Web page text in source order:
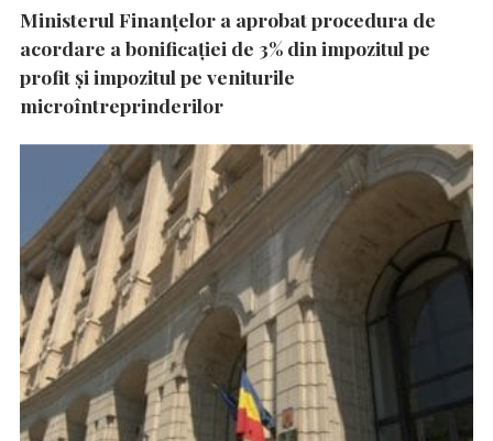
Ministerul Finanțelor a aprobat procedura de
acordare a bonificației de 3% din impozitul pe
profit și impozitul pe veniturile
microîntreprinderilor